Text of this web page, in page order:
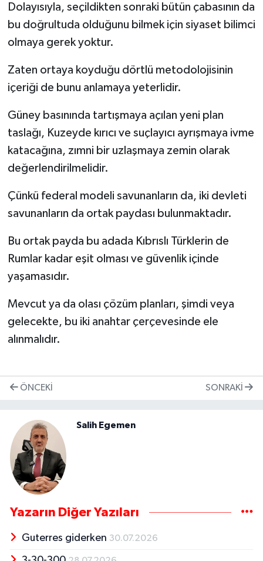
Dolayısıyla, seçildikten sonraki bütün çabasının da
bu doğrultuda olduğunu bilmek için siyaset bilimci
olmaya gerek yoktur.
Zaten ortaya koyduğu dörtlü metodolojisinin
içeriği de bunu anlamaya yeterlidir.
Güney basınında tartışmaya açılan yeni plan
taslağı, Kuzeyde kırıcı ve suçlayıcı ayrışmaya ivme
katacağına, zımni bir uzlaşmaya zemin olarak
değerlendirilmelidir.
Çünkü federal modeli savunanların da, iki devleti
savunanların da ortak paydası bulunmaktadır.
Bu ortak payda bu adada Kıbrıslı Türklerin de
Rumlar kadar eşit olması ve güvenlik içinde
yaşamasıdır.
Mevcut ya da olası çözüm planları, şimdi veya
gelecekte, bu iki anahtar çerçevesinde ele
alınmalıdır.
ÖNCEKI SONRAKI
Salih Egemen
Yazarın Diğer Yazıları
Guterres giderken 30.07.2026